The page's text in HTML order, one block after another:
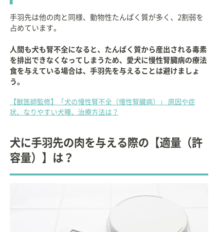
手羽先は他の肉と同様、動物性たんぱく質が多く、2割弱を
占めています。
人間も犬も腎不全になると、たんぱく質から産出される毒素
を排出できなくなってしまうため、愛犬に慢性腎臓病の療法
食を与えている場合は、手羽先を与えることは避けましょ
う。
【獣医師監修】「犬の慢性腎不全（慢性腎臓病）」 原因や症
状、なりやすい犬種、治療方法は？
犬に手羽先の肉を与える際の【適量（許
容量）】は？